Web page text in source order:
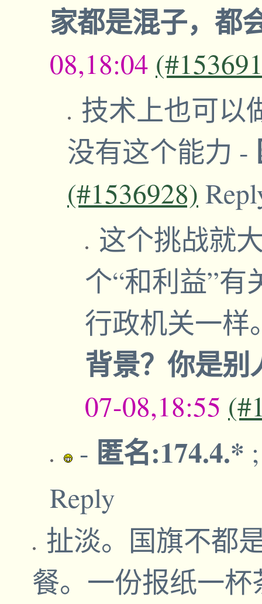
家都是混子，都
08,18:04
技术上也可以
没有这个能力 -
(#1536928)
这个挑战就
个“和利益”
行政机关一
背景？你是
07-08,18:55
- 匿名:174.4.*
Reply
扯淡。国旗不都
餐。一份报纸一